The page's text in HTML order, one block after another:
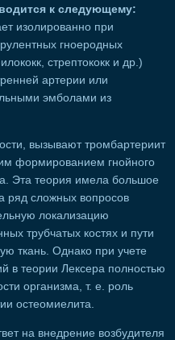
к следующему:
изолированно при
гноеродных
стрептококк и др.)
артерии или
эмболами из
вызывают тромбартериит
формированием гнойного
Эта теория имела большое
ряд сложных вопросов
локализацию
трубчатых костях и пути
ткань. Однако при учете
в теории Лексера полностью
организма, т. е. роль
остеомиелита.
на внедрение возбудителя